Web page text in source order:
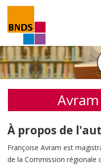
À propos de
Françoise Avram est
de la Commission régionale